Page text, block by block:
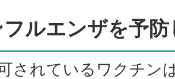
ルエンザを予
されているワクチン